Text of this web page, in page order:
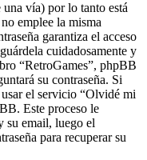
vía) por lo tanto está
emplee la misma
garantiza el acceso
cuidadosamente y
“RetroGames”, phpBB
su contraseña. Si
el servicio “Olvidé mi
Este proceso le
su email, luego el
para recuperar su